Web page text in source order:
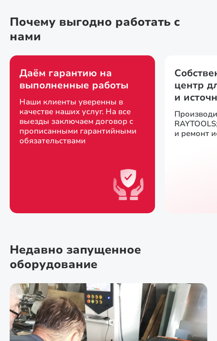
Почему выгодно работать с
нами
Даём гарантию на
выполненные работы
Наши клиенты уверенны в
качестве наших услуг. На все
выезды заключаем договор с
прописанными гарантийными
обязательствами
центр
и
и ремонт
Недавно запущенное
оборудование